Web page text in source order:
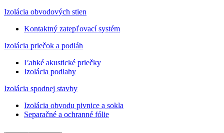
Izolácia obvodových stien
Kontaktný zatepľovací systém
Izolácia priečok a podláh
Ľahké akustické priečky
Izolácia podlahy
Izolácia spodnej stavby
Izolácia obvodu pivnice a sokla
Separačné a ochranné fólie